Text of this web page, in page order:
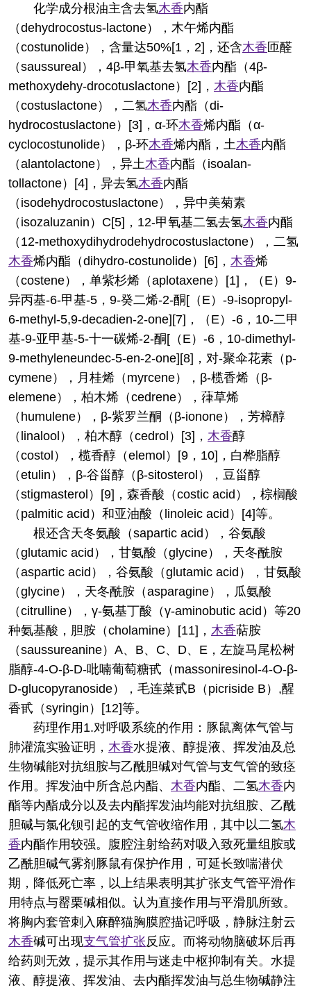
化学成分根油主含去氢木香内酯
（dehydrocostus-lactone），木午烯内酯
（costunolide），含量达50%[1，2]，还含木香匝醛
（saussureal），4β-甲氧基去氢木香内酯（4β-
methoxydehy-drocotuslactone）[2]， 木香内酯
（costuslactone），二氢木香内酯（di-
hydrocostuslactone）[3]，α-环木香烯内酯（α-
cyclocostunolide），β-环木香烯内酯，土木香内酯
（alantolactone），异土木香内酯（isoalan-
tollactone）[4]，异去氢木香内酯
（isodehydrocostuslactone），异中美菊素
（isozaluzanin）C[5]，12-甲氧基二氢去氢木香内酯
（12-methoxydihydrodehydrocostuslactone），二氢
木香烯内酯（dihydro-costunolide）[6]， 木香烯
（costene），单紫杉烯（aplotaxene）[1]，（E）9-
异丙基-6-甲基-5，9-癸二烯-2-酮[（E）-9-isopropyl-
6-methyl-5,9-decadien-2-one][7]，（E）-6，10-二甲
基-9-亚甲基-5-十一碳烯-2-酮[（E）-6，10-dimethyl-
9-methyleneundec-5-en-2-one][8]，对-聚伞花素（p-
cymene），月桂烯（myrcene），β-榄香烯（β-
elemene），柏木烯（cedrene），葎草烯
（humulene），β-紫罗兰酮（β-ionone），芳樟醇
（linalool），柏木醇（cedrol）[3]， 木香醇
（costol），榄香醇（elemol）[9，10]，白桦脂醇
（etulin），β-谷甾醇（β-sitosterol），豆甾醇
（stigmasterol）[9]，森香酸（costic acid），棕榈酸
（palmitic acid）和亚油酸（linoleic acid）[4]等。
根还含天冬氨酸（sapartic acid），谷氨酸
（glutamic acid），甘氨酸（glycine），天冬酰胺
（aspartic acid），谷氨酸（glutamic acid），甘氨酸
（glycine），天冬酰胺（asparagine），瓜氨酸
（citrulline），γ-氨基丁酸（γ-aminobutic acid）等20
种氨基酸，胆胺（cholamine）[11]， 木香萜胺
（saussureanine）A、B、C、D、E，左旋马尾松树
脂醇-4-O-β-D-吡喃葡萄糖甙（massoniresinol-4-O-β-
D-glucopyranoside），毛连菜甙B（picriside B）,醒
香甙（syringin）[12]等。
药理作用 1.对呼吸系统的作用：豚鼠离体气管与
肺灌流实验证明， 木香水提液、醇提液、挥发油及总
生物碱能对抗组胺与乙酰胆碱对气管与支气管的致痉
作用。挥发油中所含总内酯、 木香内酯、二氢木香内
酯等内酯成分以及去内酯挥发油均能对抗组胺、乙酰
胆碱与氯化钡引起的支气管收缩作用，其中以二氢木
香内酯作用较强。腹腔注射给药对吸入致死量组胺或
乙酰胆碱气雾剂豚鼠有保护作用，可延长致喘潜伏
期，降低死亡率，以上结果表明其扩张支气管平滑作
用特点与罂栗碱相似。认为直接作用与平滑肌所致。
将胸内套管刺入麻醉猫胸膜腔描记呼吸，静脉注射云
木香碱可出现支气管扩张反应。而将动物脑破坏后再
给药则无效，提示其作用与迷走中枢抑制有关。水提
液、醇提液、挥发油、去内酯挥发油与总生物碱静注